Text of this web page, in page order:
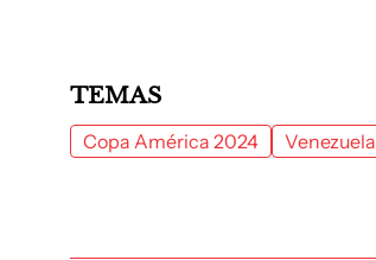
TEMAS
Copa América 2024 Venezuela